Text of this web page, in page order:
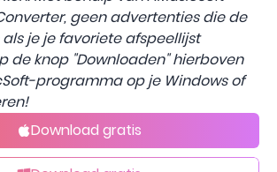
geen advertenties die de
je je favoriete afspeellijst
de knop "Downloaden" hierboven
programma op je Windows of
Download gratis